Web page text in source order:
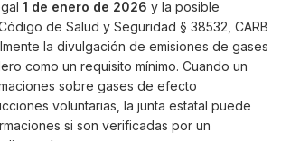
1 de enero de 2026 y la posible
de Salud y Seguridad § 38532, CARB
la divulgación de emisiones de gases
como un requisito mínimo. Cuando un
sobre gases de efecto
voluntarias, la junta estatal puede
si son verificadas por un